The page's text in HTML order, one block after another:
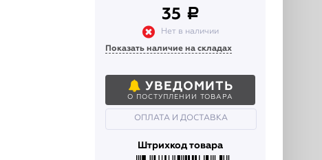
35 a
Нет в наличии
Показать наличие на складах
УВЕДОМИТЬ
О ПОСТУПЛЕНИИ ТОВАРА
ОПЛАТА И ДОСТАВКА
Штрихкод товара